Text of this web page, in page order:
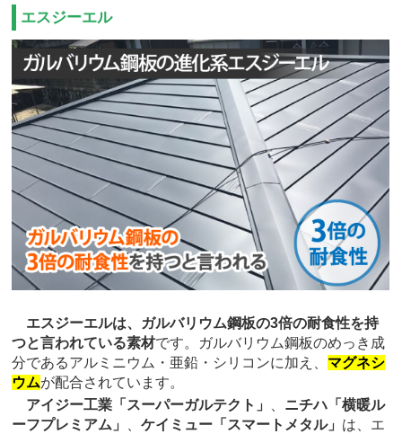
エスジーエル
エスジーエルは、ガルバリウム鋼板の3倍の耐食性を持
つと言われている素材です。ガルバリウム鋼板のめっき成
分であるアルミニウム・亜鉛・シリコンに加え、 マグネシ
ウムが配合されています。
アイジー工業「スーパーガルテクト」
ニチハ「横暖ル
ーフプレミアム」
、ケイミュー「スマートメタル」 は、エ